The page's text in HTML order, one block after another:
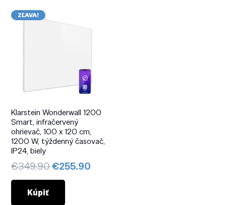
ZĽAVA!
Klarstein Wonderwall 1200
Smart, infračervený
ohrievač, 100 x 120 cm,
1200 W, týždenný časovač,
IP24, biely
€349.90Pôvodná
cena
€255.90
Kúpiť